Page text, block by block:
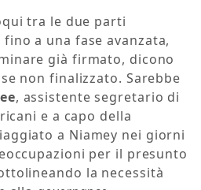
tra le due parti
a una fase avanzata,
già firmato, dicono
non finalizzato. Sarebbe
, assistente segretario di
e a capo della
a Niamey nei giorni
per il presunto
la necessità